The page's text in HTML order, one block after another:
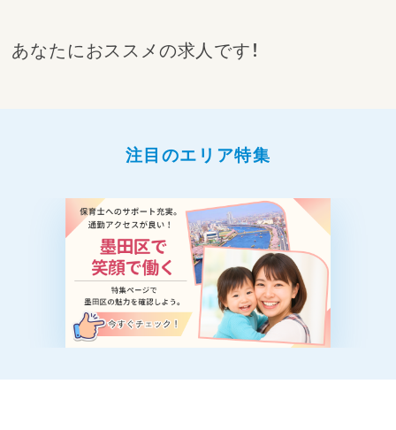
あなたにおススメの求人です！
注目のエリア特集